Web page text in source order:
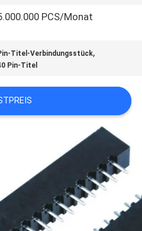
PCS/Monat
Titel-Verbindungsstück,
Pin-Titel